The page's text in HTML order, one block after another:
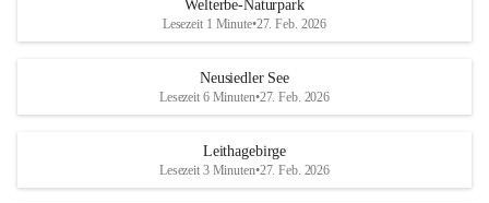
d
S
helfen wir zusammen um unsere Winzer
vor den prognostizierten Ernteausfällen
und den daraus folgenden wirtschaftlichen
Maßnahmen zur Bekämpfung
e
d
r
S
Welterbe-Naturpark
Lesezeit 1 Minute•27. Feb. 2026
Neusiedler See
Lesezeit 6 Minuten•27. Feb. 2026
Leithagebirge
Lesezeit 3 Minuten•27. Feb. 2026